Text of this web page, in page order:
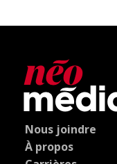
Nous joindre
À propos